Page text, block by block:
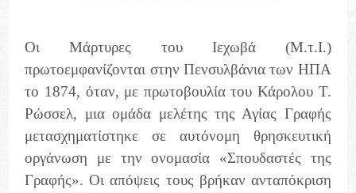
Οι Μάρτυρες του Ιεχωβά (Μ.τ.Ι.)
πρωτοεμφανίζονται στην Πενσυλβάνια των ΗΠΑ
το 1874, όταν, με πρωτοβουλία του Κάρολου Τ.
Ρώσσελ, μια ομάδα μελέτης της Αγίας Γραφής
μετασχηματίστηκε σε αυτόνομη θρησκευτική
οργάνωση με την ονομασία «Σπουδαστές της
Γραφής». Οι απόψεις τους βρήκαν ανταπόκριση